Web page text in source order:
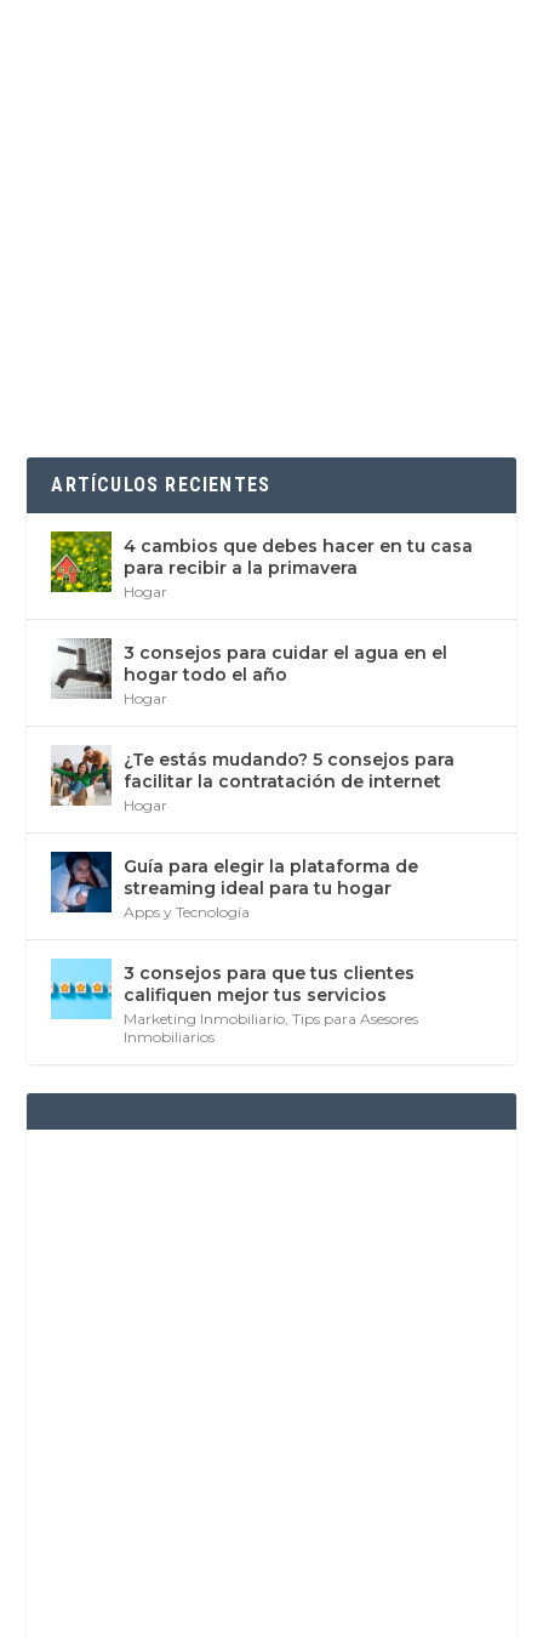
ARTÍCULOS RECIENTES
4 cambios que debes hacer en tu casa
para recibir a la primavera
Hogar
3 consejos para cuidar el agua en el
hogar todo el año
Hogar
¿Te estás mudando? 5 consejos para
facilitar la contratación de internet
Hogar
Guía para elegir la plataforma de
streaming ideal para tu hogar
Apps y Tecnología
3 consejos para que tus clientes
califiquen mejor tus servicios
Marketing Inmobiliario,Tips para Asesores
Inmobiliarios